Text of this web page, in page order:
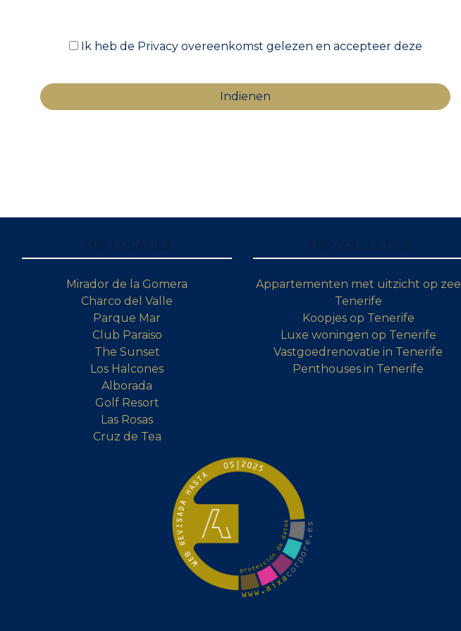
Ik heb de Privacy overeenkomst gelezen en accepteer deze
Mirador de la Gomera
Charco del Valle
Parque Mar
Club Paraiso
The Sunset
Los Halcones
Alborada
Golf Resort
Las Rosas
Cruz de Tea
Appartementen met uitzicht op zee
Tenerife
Koopjes op Tenerife
Luxe woningen op Tenerife
Vastgoedrenovatie in Tenerife
Penthouses in Tenerife